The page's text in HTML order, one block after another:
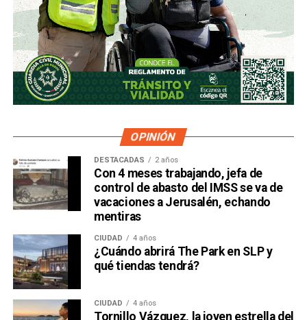
OPINIÓN
DESTACADAS 2 años
Con 4 meses trabajando, jefa de
control de abasto del IMSS se va de
vacaciones a Jerusalén, echando
mentiras
CIUDAD 4 años
¿Cuándo abrirá The Park en SLP y
qué tiendas tendrá?
CIUDAD 4 años
Tornillo Vázquez, la joven estrella del